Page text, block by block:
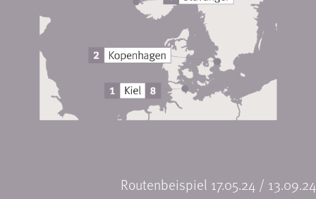
Routenbeispiel 17.05.24 / 13.09.24